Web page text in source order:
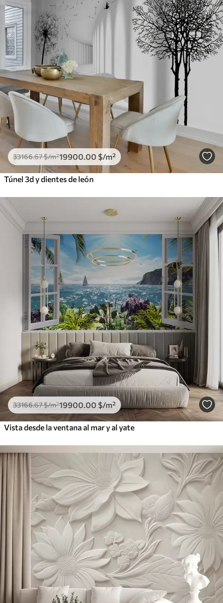
33166.67$/m²19900.00 $/m²
Túnel 3d y dientes de león
33166.67$/m²19900.00 $/m²
Vista desde la ventana al mar y al yate